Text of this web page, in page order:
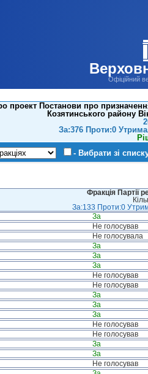
Офіційний
проект Постанови про
Козятинського району
За:376 Проти:0
- Вибрати зі
Фракція Партії
За:133 Проти:0
За
Не голосував
Не голосувала
За
За
За
Не голосував
Не голосував
За
За
За
Не голосував
Не голосував
За
За
Не голосував